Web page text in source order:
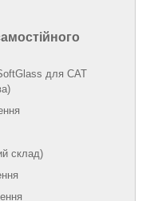
для CAT
склад)